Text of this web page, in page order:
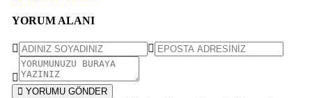
YORUM ALANI
YORUMU GÖNDER